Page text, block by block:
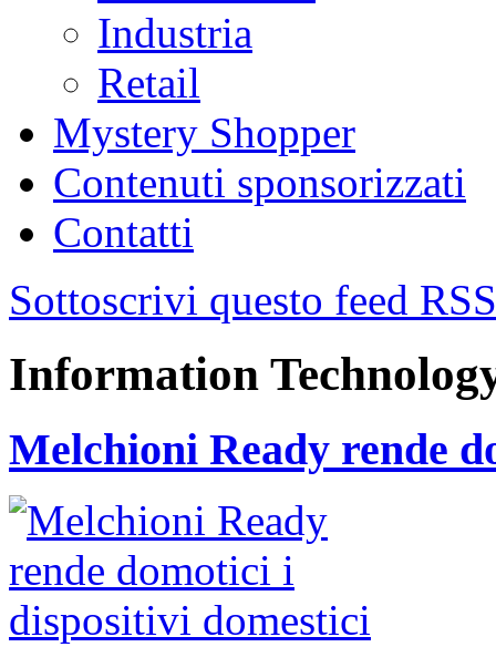
Industria
Retail
Mystery Shopper
Contenuti sponsorizzati
Contatti
Sottoscrivi questo feed RSS
Information
Melchioni Ready rende